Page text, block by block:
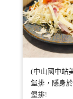
(中山國中站
堡排，隱身
堡排!